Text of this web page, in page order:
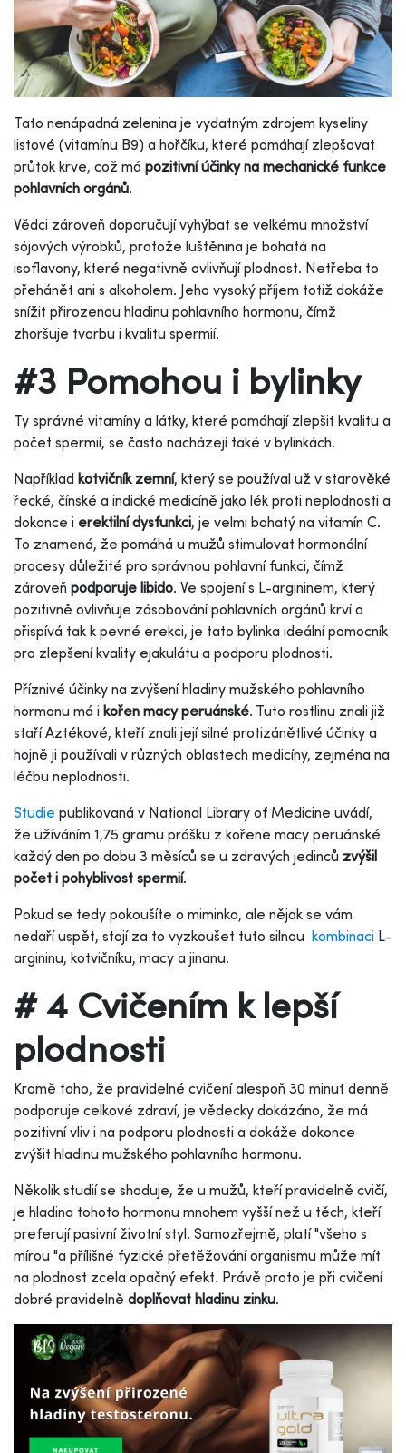
Tato nenápadná zelenina je vydatným zdrojem kyseliny
listové (vitamínu B9) a hořčíku, které pomáhají zlepšovat
průtok krve, což má pozitivní účinky na mechanické funkce
pohlavních orgánů.
Vědci zároveň doporučují vyhýbat se velkému množství
sójových výrobků, protože luštěnina je bohatá na
isoflavony, které negativně ovlivňují plodnost. Netřeba to
přehánět ani s alkoholem. Jeho vysoký příjem totiž dokáže
snížit přirozenou hladinu pohlavního hormonu, čímž
zhoršuje tvorbu i kvalitu spermií.
#3 Pomohou i bylinky
Ty správné vitamíny a látky, které pomáhají zlepšit kvalitu a
počet spermií, se často nacházejí také v bylinkách.
Například kotvičník zemní, který se používal už v starověké
řecké, čínské a indické medicíně jako lék proti neplodnosti a
dokonce i erektilní dysfunkci, je velmi bohatý na vitamín C.
To znamená, že pomáhá u mužů stimulovat hormonální
procesy důležité pro správnou pohlavní funkci, čímž
zároveň podporuje libido. Ve spojení s L-argininem, který
pozitivně ovlivňuje zásobování pohlavních orgánů krví a
přispívá tak k pevné erekci, je tato bylinka ideální pomocník
pro zlepšení kvality ejakulátu a podporu plodnosti.
Příznivé účinky na zvýšení hladiny mužského pohlavního
hormonu má i kořen macy peruánské. Tuto rostlinu znali již
staří Aztékové, kteří znali její silné protizánětlivé účinky a
hojně ji používali v různých oblastech medicíny, zejména na
léčbu neplodnosti.
Studie publikovaná v National Library of Medicine uvádí,
že užíváním 1,75 gramu prášku z kořene macy peruánské
každý den po dobu 3 měsíců se u zdravých jedinců zvýšil
počet i pohyblivost spermií.
Pokud se tedy pokoušíte o miminko, ale nějak se vám
nedaří uspět, stojí za to vyzkoušet tuto silnou kombinaci L-
argininu, kotvičníku, macy a jinanu.
# 4 Cvičením k lepší
plodnosti
Kromě toho, že pravidelné cvičení alespoň 30 minut denně
podporuje celkové zdraví, je vědecky dokázáno, že má
pozitivní vliv i na podporu plodnosti a dokáže dokonce
zvýšit hladinu mužského pohlavního hormonu.
Několik studií se shoduje, že u mužů, kteří pravidelně cvičí,
je hladina tohoto hormonu mnohem vyšší než u těch, kteří
preferují pasivní životní styl. Samozřejmě, platí "všeho s
mírou "a přílišné fyzické přetěžování organismu může mít
na plodnost zcela opačný efekt. Právě proto je při cvičení
dobré pravidelně doplňovat hladinu zinku.